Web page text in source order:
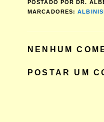
POSTADO POR DR.
MARCADORES:
NENHUM
POSTAR UM